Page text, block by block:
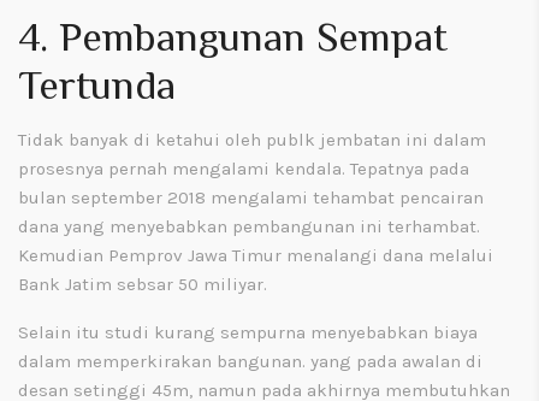
4. Pembangunan Sempat
Tertunda
Tidak banyak di ketahui oleh publk jembatan ini dalam
prosesnya pernah mengalami kendala. Tepatnya pada
bulan september 2018 mengalami tehambat pencairan
dana yang menyebabkan pembangunan ini terhambat.
Kemudian Pemprov Jawa Timur menalangi dana melalui
Bank Jatim sebsar 50 miliyar.
Selain itu studi kurang sempurna menyebabkan biaya
dalam memperkirakan bangunan. yang pada awalan di
desan setinggi 45m, namun pada akhirnya membutuhkan